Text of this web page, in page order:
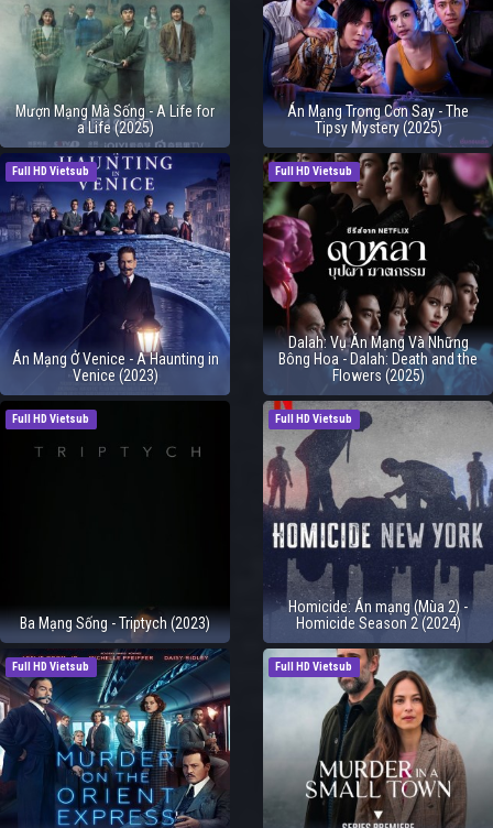
Mượn Mạng Mà Sống - A Life for
a Life (2025)
Án Mạng Trong Cơn Say - The
Tipsy Mystery (2025)
Full HD Vietsub
Án Mạng Ở Venice - A Haunting in
Venice (2023)
Full HD Vietsub
Dalah: Vụ Án Mạng Và Những
Bông Hoa - Dalah: Death and the
Flowers (2025)
Full HD Vietsub
Ba Mạng Sống - Triptych (2023)
Full HD Vietsub
Homicide: Án mạng (Mùa 2) -
Homicide Season 2 (2024)
Full HD Vietsub Full HD Vietsub